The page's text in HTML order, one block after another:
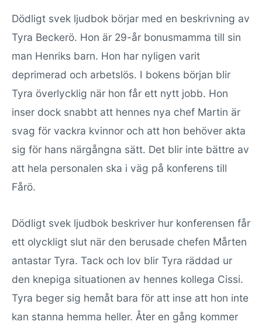
Dödligt svek ljudbok börjar med en beskrivning av
Tyra Beckerö. Hon är 29-år bonusmamma till sin
man Henriks barn. Hon har nyligen varit
deprimerad och arbetslös. I bokens början blir
Tyra överlycklig när hon får ett nytt jobb. Hon
inser dock snabbt att hennes nya chef Martin är
svag för vackra kvinnor och att hon behöver akta
sig för hans närgångna sätt. Det blir inte bättre av
att hela personalen ska i väg på konferens till
Fårö.
Dödligt svek ljudbok beskriver hur konferensen får
ett olyckligt slut när den berusade chefen Mårten
antastar Tyra. Tack och lov blir Tyra räddad ur
den knepiga situationen av hennes kollega Cissi.
Tyra beger sig hemåt bara för att inse att hon inte
kan stanna hemma heller. Åter en gång kommer